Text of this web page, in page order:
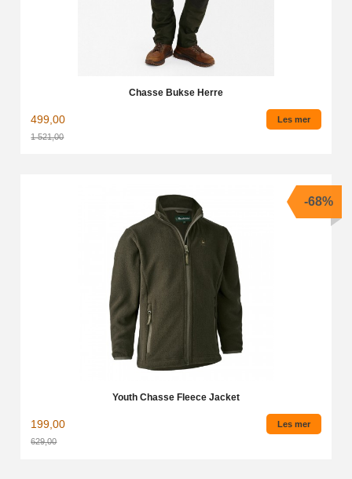
Chasse Bukse Herre
499,00
1 521,00
Les mer
Youth Chasse Fleece Jacket
199,00
629,00
-68%
Les mer